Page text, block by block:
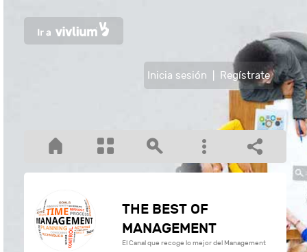
Inicia sesión Regístrate
THE BEST OF
MANAGEMENT
El Canal que recoge lo mejor del Management